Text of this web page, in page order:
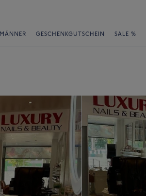
MÄNNER GESCHENKGUTSCHEIN SALE %